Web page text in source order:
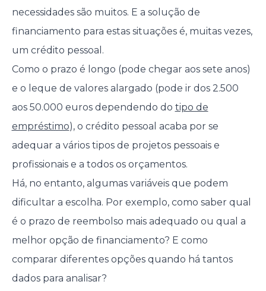
necessidades são muitos. E a solução de
financiamento para estas situações é, muitas vezes,
um crédito pessoal.
Como o prazo é longo (pode chegar aos sete anos)
e o leque de valores alargado (pode ir dos 2.500
aos 50.000 euros dependendo do tipo de
empréstimo), o crédito pessoal acaba por se
adequar a vários tipos de projetos pessoais e
profissionais e a todos os orçamentos.
Há, no entanto, algumas variáveis que podem
dificultar a escolha. Por exemplo, como saber qual
é o prazo de reembolso mais adequado ou qual a
melhor opção de financiamento? E como
comparar diferentes opções quando há tantos
dados para analisar?